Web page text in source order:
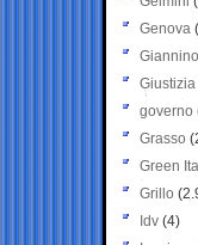
Genova
Giannino
Giustizia
governo
Grasso
Green
Grillo
Idv (4)